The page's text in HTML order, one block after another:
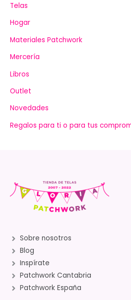
Telas
Hogar
Materiales Patchwork
Mercería
Libros
Outlet
Novedades
Regalos para ti o para tus
Sobre nosotros
Blog
Inspírate
Patchwork Cantabria
Patchwork España